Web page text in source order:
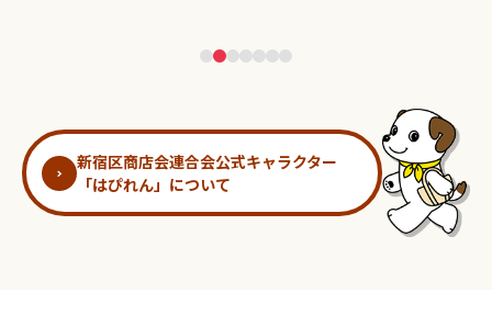
新宿区商店会連合会公式キャラクター
「はぴれん」について